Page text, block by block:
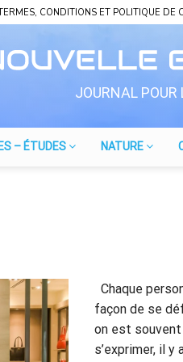
CONDITIONS ET POLITIQUE DE
JOURNAL
– ÉTUDES NATURE
Chaque
façon de se
on est souvent
s’exprimer, il